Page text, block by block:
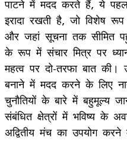
इरादा रखती है, जो विशेष
और जहां सूचना तक सीमित
के रूप में संचार मित्र पर
महत्व पर दो-तरफा बात की।
बनाने में मदद करने के लिए
चुनौतियों के बारे में बहुमूल्य
संबंधित क्षेत्रों में भविष्य के
अद्वितीय मंच का उपयोग